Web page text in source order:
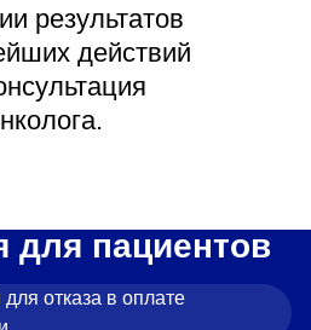
результатов
действий
пациентов
отказа в оплате